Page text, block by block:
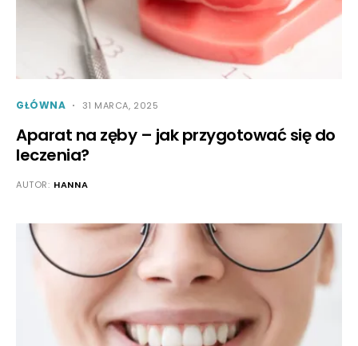
GŁÓWNA 31 MARCA, 2025
Aparat na zęby – jak przygotować się do
leczenia?
AUTOR: HANNA